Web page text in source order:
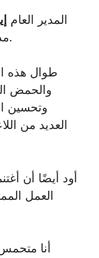
المدير العام
مدرب من عيار جيمي قبل الموسم المقبل.
والحمض
وتحسين
العديد من
العمل